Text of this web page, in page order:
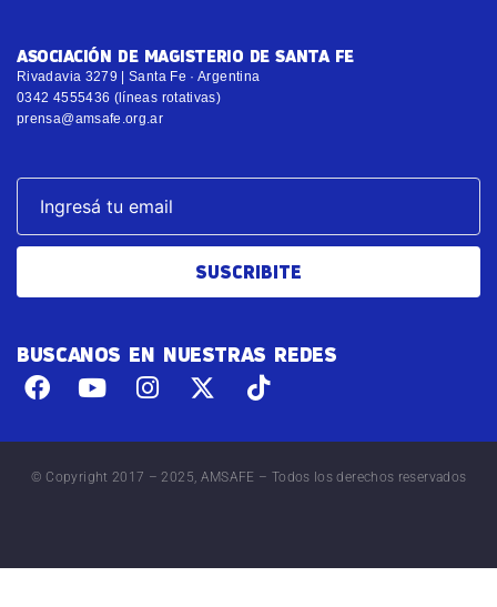
ASOCIACIÓN DE MAGISTERIO DE SANTA FE
Rivadavia 3279 | Santa Fe · Argentina
0342 4555436 (líneas rotativas)
prensa@amsafe.org.ar
SUSCRIBITE
BUSCANOS EN NUESTRAS REDES
© Copyright 2017 – 2025, AMSAFE – Todos los derechos reservados